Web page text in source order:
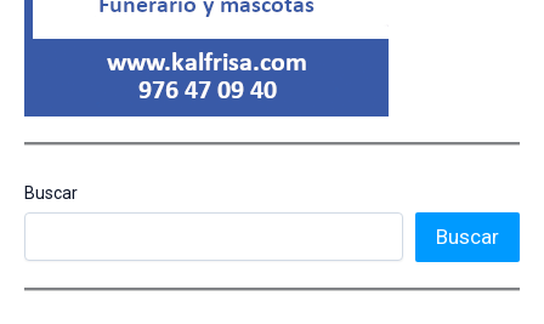
Buscar
Buscar